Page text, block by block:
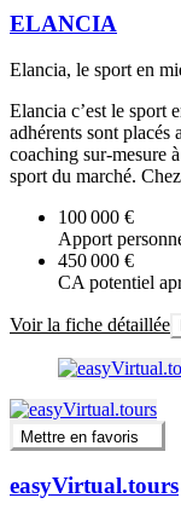
ELANCIA
Elancia, le sport en
Elancia c’est le sport
adhérents sont placés
coaching sur-mesure
sport du marché.
100 000 €
Apport
450 000 €
CA potentiel
Voir la fiche détaillée
Mettre en favoris
easyVirtual.tours